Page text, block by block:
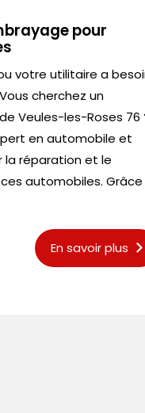
pour
votre utilitaire a
cherchez un
Veules-les-Roses 76
en automobile et
la réparation et le
automobiles.
En savoir plus